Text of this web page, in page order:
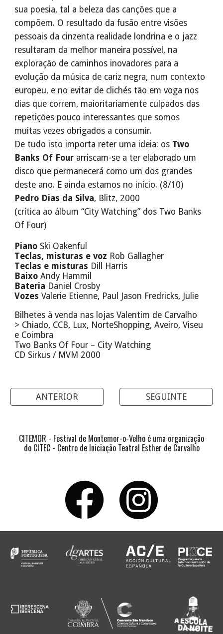
sua poesia, tal a beleza das canções que a
compõem. O resultado da fusão entre visões
pessoais da cinzenta realidade londrina e o jazz
resultaram da melhor maneira possível, na
exploração de caminhos inovadores para a
evolução da música de cariz negra, num contexto
europeu, e no evitar de clichés tão em voga nos
dias que correm, maioritariamente culpados das
repetições pouco interessantes que somos
muitas vezes obrigados a consumir.
De tudo isto importa reter uma ideia: os Two
Banks Of Four arriscam-se a ter elaborado um
disco que permanecerá como um dos grandes
deste ano. E ainda estamos no início. (8/10)
Pedro Dias da Silva, Blitz, 2000
(crítica ao álbum “City Watching” dos Two Banks
Of Four)
Piano Ski Oakenful
Teclas, misturas e voz Rob Gallagher
Teclas e misturas Dill Harris
Baixo Andy Hammil
Bateria Daniel Crosby
Vozes Valerie Etienne, Paul Jason Fredricks, Julie
Bilhetes à venda nas lojas Valentim de Carvalho
> Chiado, CCB, Lux, NorteShopping, Aveiro, Viseu
e Coimbra
Two Banks Of Four – City Watching
CD Sirkus / MVM 2000
ANTERIOR SEGUINTE
CITEMOR - Festival de Montemor-o-Velho é uma organização
do CITEC - Centro de Iniciação Teatral Esther de Carvalho